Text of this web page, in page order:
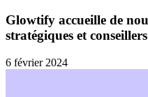
Glowtify accueille de
stratégiques et conseillers
6 février 2024